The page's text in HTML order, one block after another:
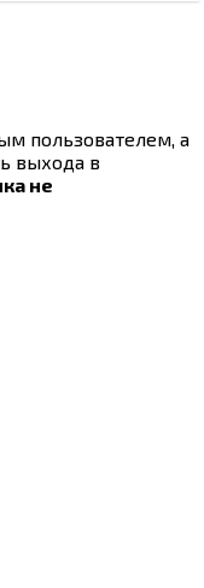
пользователем, а
выхода в
не